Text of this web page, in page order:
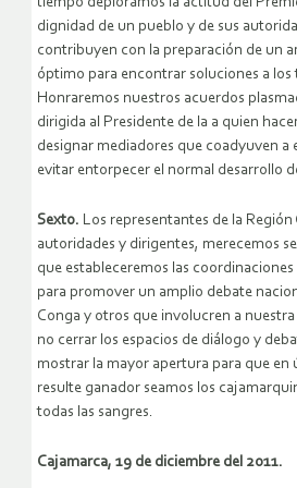
dignidad de un pueblo y de sus
contribuyen con la preparación de un
óptimo para encontrar soluciones a los
Honraremos nuestros acuerdos
dirigida al Presidente de la a quien
designar mediadores que coadyuven a
evitar entorpecer el normal desarrollo
Sexto. Los representantes de la Región
autoridades y dirigentes, merecemos
que estableceremos las
para promover un amplio debate
Conga y otros que involucren a
no cerrar los espacios de diálogo y
mostrar la mayor apertura para que en
resulte ganador seamos los
todas las sangres.
Cajamarca, 19 de diciembre del 2011.